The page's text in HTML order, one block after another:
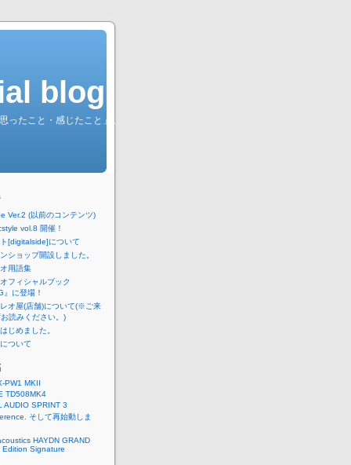
blog.
たこと・感じたこと」。
Ver.2 (以前のコンテンツ)
vol.8 開催！
[digitalside]について
ショップ開設しました。
用語集
フィシャルブック
』に登場！
オ屋(店舗)について(※ご来
読みください。)
じめました。
ついて
PW1 MKII
TD508MK4
AUDIO SPRINT 3
そして再始動しま
HAYDN GRAND
Edition Signature